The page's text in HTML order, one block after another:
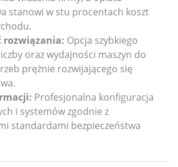
stanowi w stu procentach koszt
rozwiązania: Opcja szybkiego
oraz wydajności maszyn do
prężnie rozwijającego się
Profesjonalna konfiguracja
i systemów zgodnie z
standardami bezpieczeństwa